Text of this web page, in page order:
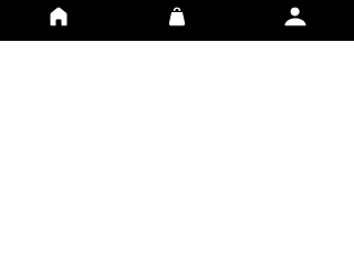
machine, il est possible qu'il y